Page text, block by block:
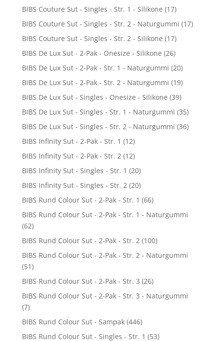
BIBS Couture Sut - Singles - Str. 1 - Silikone (17)
BIBS Couture Sut - Singles - Str. 2 - Naturgummi (17)
BIBS Couture Sut - Singles - Str. 2 - Silikone (17)
BIBS De Lux Sut - 2-Pak - Onesize - Silikone (26)
BIBS De Lux Sut - 2-Pak - Str. 1 - Naturgummi (20)
BIBS De Lux Sut - 2-Pak - Str. 2 - Naturgummi (19)
BIBS De Lux Sut - Singles - Onesize - Silikone (39)
BIBS De Lux Sut - Singles - Str. 1 - Naturgummi (35)
BIBS De Lux Sut - Singles - Str. 2 - Naturgummi (36)
BIBS Infinity Sut - 2-Pak - Str. 1 (12)
BIBS Infinity Sut - 2-Pak - Str. 2 (12)
BIBS Infinity Sut - Singles - Str. 1 (20)
BIBS Infinity Sut - Singles - Str. 2 (20)
BIBS Rund Colour Sut - 2-Pak - Str. 1 (66)
BIBS Rund Colour Sut - 2-Pak - Str. 1 - Naturgummi
(62)
BIBS Rund Colour Sut - 2-Pak - Str. 2 (100)
BIBS Rund Colour Sut - 2-Pak - Str. 2 - Naturgummi
(51)
BIBS Rund Colour Sut - 2-Pak - Str. 3 (26)
BIBS Rund Colour Sut - 2-Pak - Str. 3 - Naturgummi
(7)
BIBS Rund Colour Sut - Sampak (446)
BIBS Rund Colour Sut - Singles - Str. 1 (53)